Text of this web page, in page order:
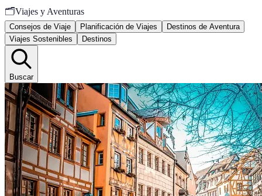
🗂️Viajes y Aventuras
Consejos de Viaje Planificación de Viajes
Destinos de Aventura
Viajes Sostenibles
Destinos
Buscar